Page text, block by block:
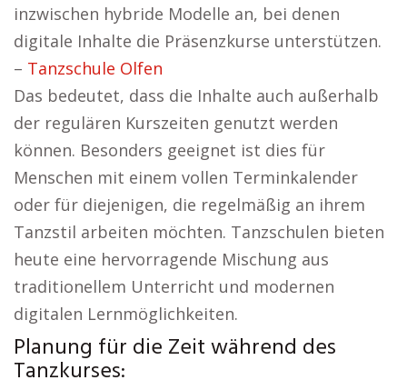
inzwischen hybride Modelle an, bei denen
digitale Inhalte die Präsenzkurse unterstützen.
– Tanzschule Olfen
Das bedeutet, dass die Inhalte auch außerhalb
der regulären Kurszeiten genutzt werden
können. Besonders geeignet ist dies für
Menschen mit einem vollen Terminkalender
oder für diejenigen, die regelmäßig an ihrem
Tanzstil arbeiten möchten. Tanzschulen bieten
heute eine hervorragende Mischung aus
traditionellem Unterricht und modernen
digitalen Lernmöglichkeiten.
Planung für die Zeit während des
Tanzkurses: